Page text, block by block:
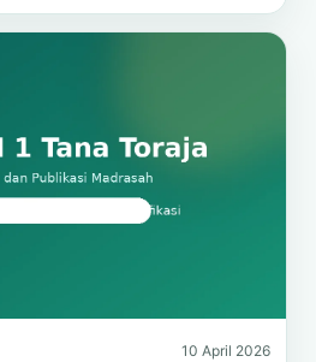
10 April 2026